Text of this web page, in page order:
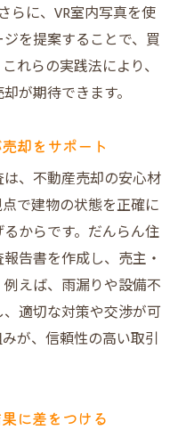
らに、VR室内写真を使
を提案することで、買
れらの実践法により、
が期待できます。
却をサポート
、不動産売却の安心材
で建物の状態を正確に
からです。だんらん住
告書を作成し、売主・
えば、雨漏りや設備不
適切な対策や交渉が可
が、信頼性の高い取引
に差をつける